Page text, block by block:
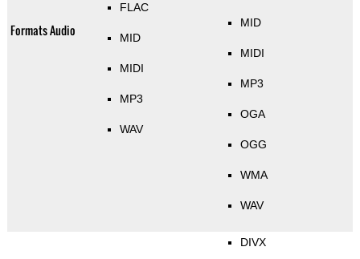
Formats Audio
FLAC
MID
MIDI
MP3
WAV
MID
MIDI
MP3
OGA
OGG
WMA
WAV
DIVX